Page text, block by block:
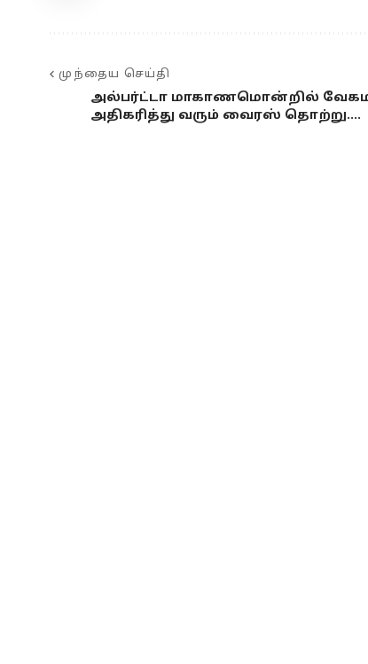
முந்தைய செய்தி
அல்பர்ட்டா மாகாணமொன்றில்
அதிகரித்து வரும் வைரஸ் தொற்று….